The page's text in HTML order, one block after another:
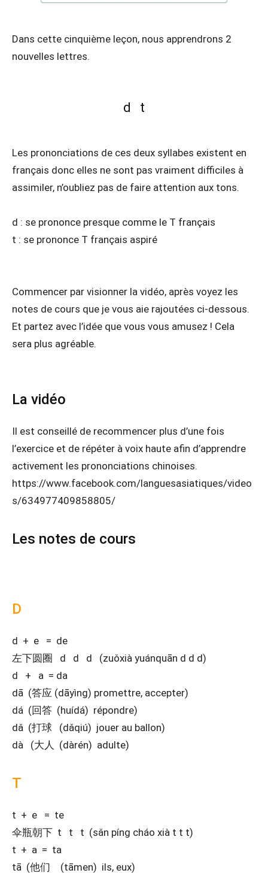
Dans cette cinquième leçon, nous apprendrons 2
nouvelles lettres.
d t
Les prononciations de ces deux syllabes existent en
français donc elles ne sont pas vraiment difficiles à
assimiler, n’oubliez pas de faire attention aux tons.
d : se prononce presque comme le T français
t : se prononce T français aspiré
Commencer par visionner la vidéo, après voyez les
notes de cours que je vous aie rajoutées ci-dessous.
Et partez avec l’idée que vous vous amusez ! Cela
sera plus agréable.
La vidéo
Il est conseillé de recommencer plus d’une fois
l’exercice et de répéter à voix haute afin d’apprendre
activement les prononciations chinoises.
https://www.facebook.com/languesasiatiques/video
s/634977409858805/
Les notes de cours
D
d + e = de
左下圆圈 d d d (zuǒxià yuánquān d d d)
d + a = da
dā (答应 (dāyìng) promettre, accepter)
dá (回答 (huídá) répondre)
dǎ (打球 (dǎqiú) jouer au ballon)
dà (大人 (dàrén) adulte)
T
t + e = te
伞瓶朝下 t t t (sǎn píng cháo xià t t t)
t + a = ta
tā (他们 (tāmen) ils, eux)